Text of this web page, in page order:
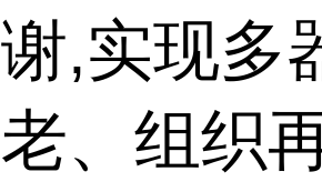
谢,实现多
老、组织